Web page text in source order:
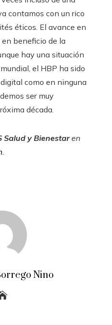
contamos con un rico
éticos. El avance en
beneficio de la
hay una situación
el HBP ha sido
como en ninguna
ser muy
década.
Salud y Bienestaren
Nino